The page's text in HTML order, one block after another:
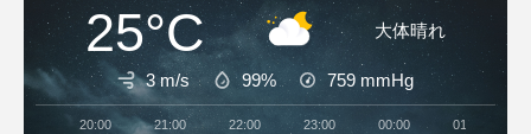
25°C 大体晴れ
3 m/s 99% 759 mmHg
20:00 21:00 22:00 23:00 00:00 01:00